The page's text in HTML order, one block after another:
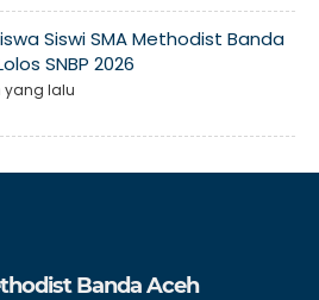
Siswi SMA Methodist Banda
SNBP 2026
yang lalu
Banda Aceh